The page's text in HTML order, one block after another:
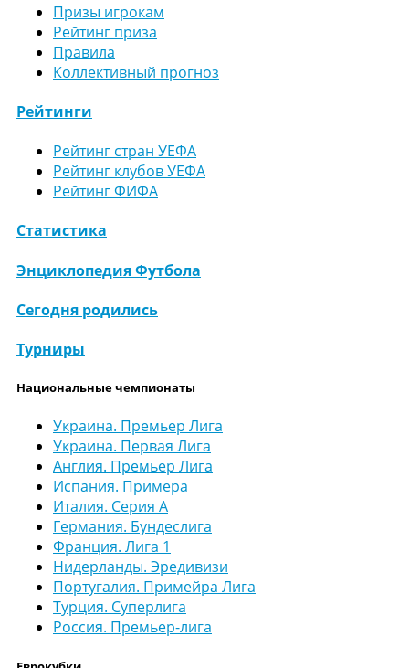
Призы игрокам
Рейтинг приза
Правила
Коллективный прогноз
Рейтинги
Рейтинг стран УЕФА
Рейтинг клубов УЕФА
Рейтинг ФИФА
Статистика
Энциклопедия Футбола
Сегодня родились
Турниры
Национальные чемпионаты
Украина. Премьер Лига
Украина. Первая Лига
Англия. Премьер Лига
Испания. Примера
Италия. Серия А
Германия. Бундеслига
Франция. Лига 1
Нидерланды. Эредивизи
Португалия. Примейра Лига
Турция. Суперлига
Россия. Премьер-лига